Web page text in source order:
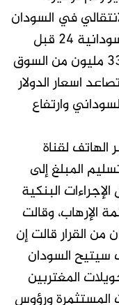
في السودان
محمد حمدان حميدتي قال لقناة سودانية 24 قبل
نحو أسبوعين انه تم جمع مبلغ 335 مليون من السوق
اسعار الدولار
وارتفاع
الهاتف لقناة
المبلغ إلى
لتكتمل الإجراءات البنكية
الإرهاب، وقالت
القرار قالت إن
سيتيح السودان
المغتربين
المستثمرة ورؤوس